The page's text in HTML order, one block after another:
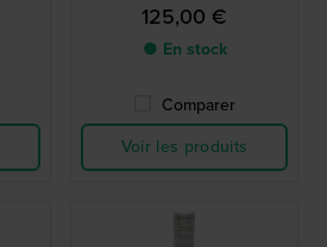
125,00 €
● En stock
Comparer
Voir les produits